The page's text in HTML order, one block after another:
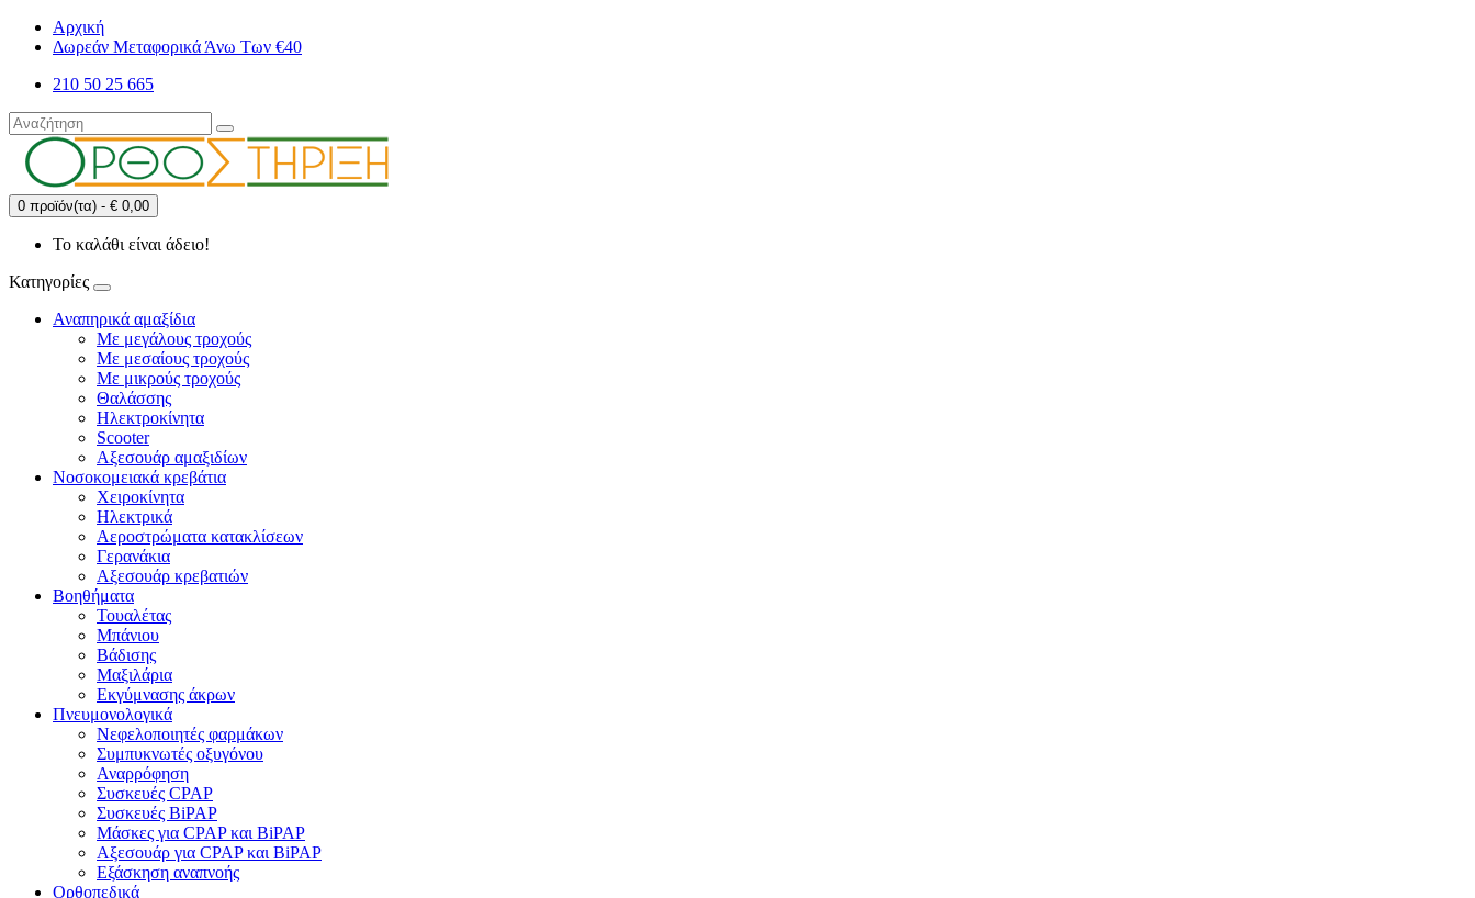
Αρχική
Δωρεάν Μεταφορικά Άνω Των €40
210 50 25 665
0 προϊόν(τα) - € 0,00
Το καλάθι είναι άδειο!
Κατηγορίες
Αναπηρικά αμαξίδια
Με μεγάλους τροχούς
Με μεσαίους τροχούς
Με μικρούς τροχούς
Θαλάσσης
Ηλεκτροκίνητα
Scooter
Αξεσουάρ αμαξιδίων
Νοσοκομειακά κρεβάτια
Χειροκίνητα
Ηλεκτρικά
Αεροστρώματα κατακλίσεων
Γερανάκια
Αξεσουάρ κρεβατιών
Βοηθήματα
Τουαλέτας
Μπάνιου
Βάδισης
Μαξιλάρια
Εκγύμνασης άκρων
Πνευμονολογικά
Νεφελοποιητές φαρμάκων
Συμπυκνωτές οξυγόνου
Αναρρόφηση
Συσκευές CPAP
Συσκευές BiPAP
Μάσκες για CPAP και BiPAP
Αξεσουάρ για CPAP και BiPAP
Εξάσκηση αναπνοής
Ορθοπεδικά